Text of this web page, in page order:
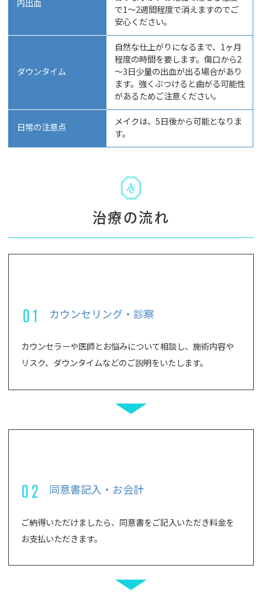
内出血
で1〜2週間程度で消えますのでご
安心ください。
ダウンタイム
自然な仕上がりになるまで、1ヶ月
程度の時間を要します。傷口から2
～3日少量の出血が出る場合があり
ます。強くぶつけると曲がる可能性
があるためご注意ください。
日常の注意点
メイクは、5日後から可能となりま
す。
治療の流れ
01 カウンセリング・診察
カウンセラーや医師とお悩みについて相談し、施術内容や
リスク、ダウンタイムなどのご説明をいたします。
02 同意書記入・お会計
ご納得いただけましたら、同意書をご記入いただき料金を
お支払いただきます。